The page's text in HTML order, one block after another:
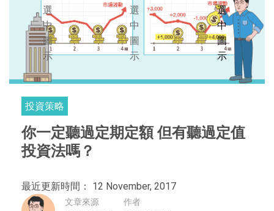
投資策略
你一定聽過定期定額 但有聽過定值
投資法嗎？
最近更新時間： 12 November, 2017
文章來源 作者